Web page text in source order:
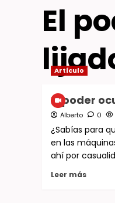
El
Artículo
El poder
Alberto 0
¿Sabías para
en las
ahí por
Leer más